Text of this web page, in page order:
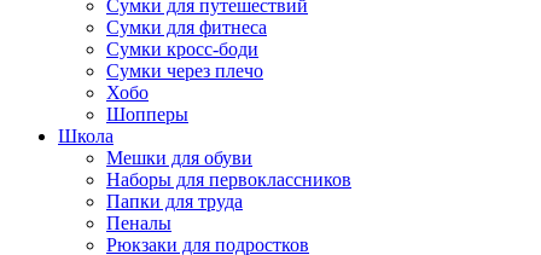
Сумки для путешествий
Сумки для фитнеса
Сумки кросс-боди
Сумки через плечо
Хобо
Шопперы
Школа
Мешки для обуви
Наборы для первоклассников
Папки для труда
Пеналы
Рюкзаки для подростков